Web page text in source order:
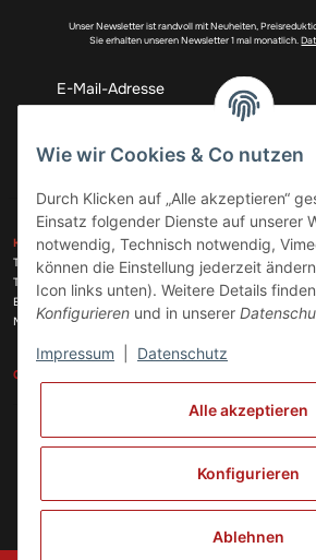
Unser Newsletter ist randvoll mit Neuheiten,
Sie erhalten unseren Newsletter 1 mal monatlich.
Abonnieren
KONTAKT
Telefon:+49 (0)6074 816 08 0
Telefax:
+49 (0)6074 215 08 60
E-Mail:
info@meinhausgeraetedoc.de
Max Planck Str. 6 c, 63322 Rödermark
GESETZLICHE INFORMATIONEN
Vertrag widerrufen
Wie wir Cookies & Co nutzen
Durch Klicken auf „Alle akzeptieren“
Einsatz folgender Dienste auf unserer
notwendig, Technisch notwendig,
können die Einstellung jederzeit
Icon links unten). Weitere Details
Konfigurieren und in unserer
Impressum Datenschutz
Alle akzeptieren
Konfigurieren
Ablehnen